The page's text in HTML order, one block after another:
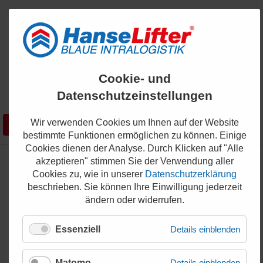
Cookie- und
Datenschutzeinstellungen
Wir verwenden Cookies um Ihnen auf der Website
bestimmte Funktionen ermöglichen zu können. Einige
Cookies dienen der Analyse. Durch Klicken auf "Alle
akzeptieren" stimmen Sie der Verwendung aller
Cookies zu, wie in unserer Datenschutzerklärung
beschrieben. Sie können Ihre Einwilligung jederzeit
ändern oder widerrufen.
Essenziell Details einblenden
ENGLISH
KONTAKT
SHOP Suchen
Hubtischwagen
Elektrische und manuelle
Hubtischwagen Modelle